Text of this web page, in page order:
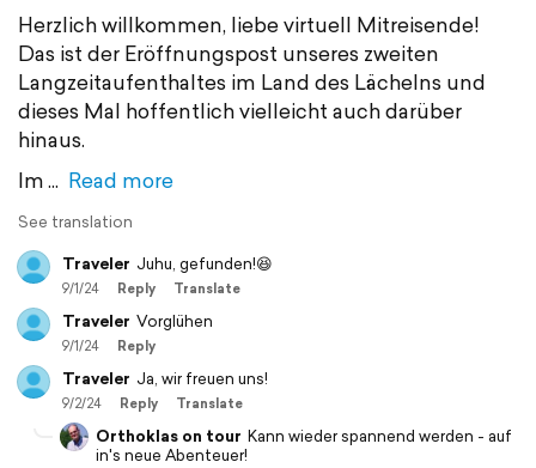
Herzlich willkommen, liebe virtuell Mitreisende!
Das ist der Eröffnungspost unseres zweiten
Langzeitaufenthaltes im Land des Lächelns und
dieses Mal hoffentlich vielleicht auch darüber
hinaus.
Im
Read more
See translation
Traveler Juhu, gefunden!😆
9/1/24 Reply Translate
Traveler Vorglühen
9/1/24 Reply
Traveler Ja, wir freuen uns!
9/2/24 Reply Translate
Orthoklas on tour Kann wieder spannend werden - auf
in's neue Abenteuer!